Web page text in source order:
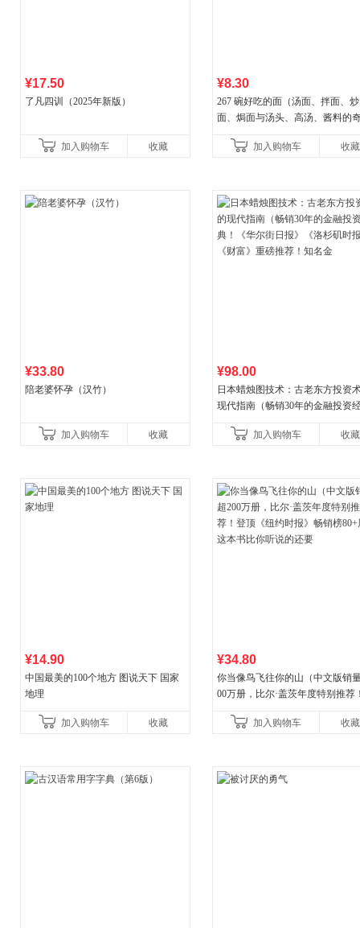
¥17.50
了凡四训（2025年新版）
加入购物车 收藏
¥8.30
267 碗好吃的面（汤面、拌面、炒
面、焗面与汤头、高汤、酱料的
妙滋味！令人无法抗拒的
加入购物车 收藏
¥33.80
陪老婆怀孕（汉竹）
加入购物车 收藏
¥98.00
日本蜡烛图技术：古老东方投资
现代指南（畅销30年的金融投资
《财富》重磅推荐！知名金
加入购物车 收藏
¥14.90
中国最美的100个地方 图说天下 国家
地理
加入购物车 收藏
¥34.80
你当像鸟飞往你的山（中文版销
00万册，比尔·盖茨年度特别推荐
比你听说的还要
加入购物车 收藏